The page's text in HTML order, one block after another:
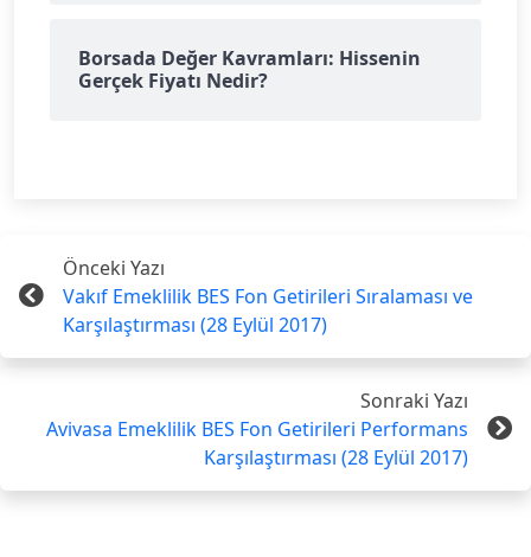
Borsada Değer Kavramları: Hissenin
Gerçek Fiyatı Nedir?
Önceki Yazı
Vakıf Emeklilik BES Fon Getirileri Sıralaması ve
Karşılaştırması (28 Eylül 2017)
Sonraki Yazı
Avivasa Emeklilik BES Fon Getirileri Performans
Karşılaştırması (28 Eylül 2017)